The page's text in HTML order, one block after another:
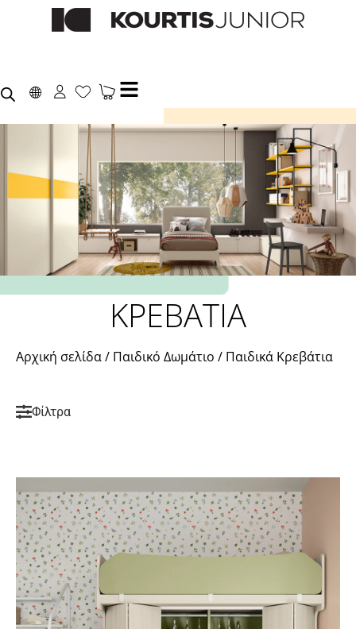
ΚΡΕΒΑΤΙΑ
Αρχική σελίδα/ Παιδικό Δωμάτιο / Παιδικά Κρεβάτια
Φίλτρα